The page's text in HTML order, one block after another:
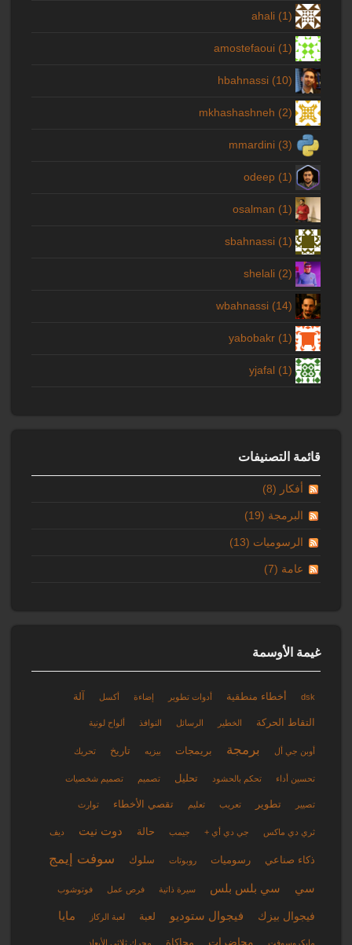
ahali (1)
amostefaoui (1)
hbahnassi (10)
mkhashashneh (2)
mmardini (3)
odeep (1)
osalman (1)
sbahnassi (1)
shelali (2)
wbahnassi (14)
yabobakr (1)
yjafal (1)
قائمة التصنيفات
أفكار (8)
البرمجة (19)
الرسوميات (13)
عامة (7)
غيمة الأوسمة
dsk أخطاء منطقية أدوات تطوير إضاءة أكسل آلة
التقاط الحركة الخطير الرسائل النوافذ ألواح لونية
أوبن جي أل برمجة بريمجات بيزيه تاريخ تحريك
تحسين أداء تحكم بالحشود تحليل تصميم تصميم شخصيات
تصيير تطوير تعريب تعليم تقصي الأخطاء توارث
ثري دي ماكس جي دي أي + جيمب حالة دوت نيت ديف
ذكاء صناعي رسوميات روبوتات سلوك سوفت إيمج
سي سي بلس بلس سيرة ذاتية فرص عمل فوتوشوب
فيجوال بيزك فيجوال ستوديو لعبة لعبة الركاز مايا
مايكروسوفت محاضرات محاكاة محرك ثلاثي الأبعاد